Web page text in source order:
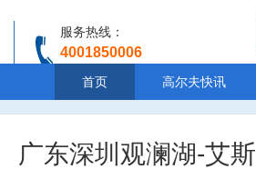
服务热线：
4001850006
首页 高尔夫快讯
广东深圳观澜湖-艾斯